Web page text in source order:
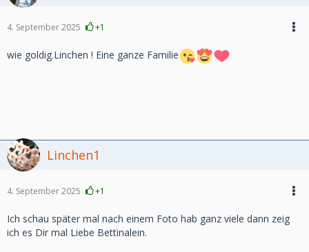
4. September 2025 +1
wie goldig.Linchen ! Eine ganze Familie
Linchen1
4. September 2025 +1
Ich schau später mal nach einem Foto hab ganz viele dann zeig
ich es Dir mal Liebe Bettinalein.